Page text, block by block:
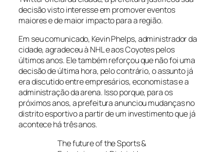
decisão visto interesse em promover eventos
maiores e de maior impacto para a região.
Em seu comunicado, Kevin Phelps, administrador da
cidade, agradeceu à NHL e aos Coyotes pelos
últimos anos. Ele também reforçou que não foi uma
decisão de última hora, pelo contrário, o assunto já
era discutido entre empresários, economistas e a
administração da arena. Isso porque, para os
próximos anos, a prefeitura anunciou mudanças no
distrito esportivo a partir de um investimento que já
acontece há três anos.
The future of the Sports &